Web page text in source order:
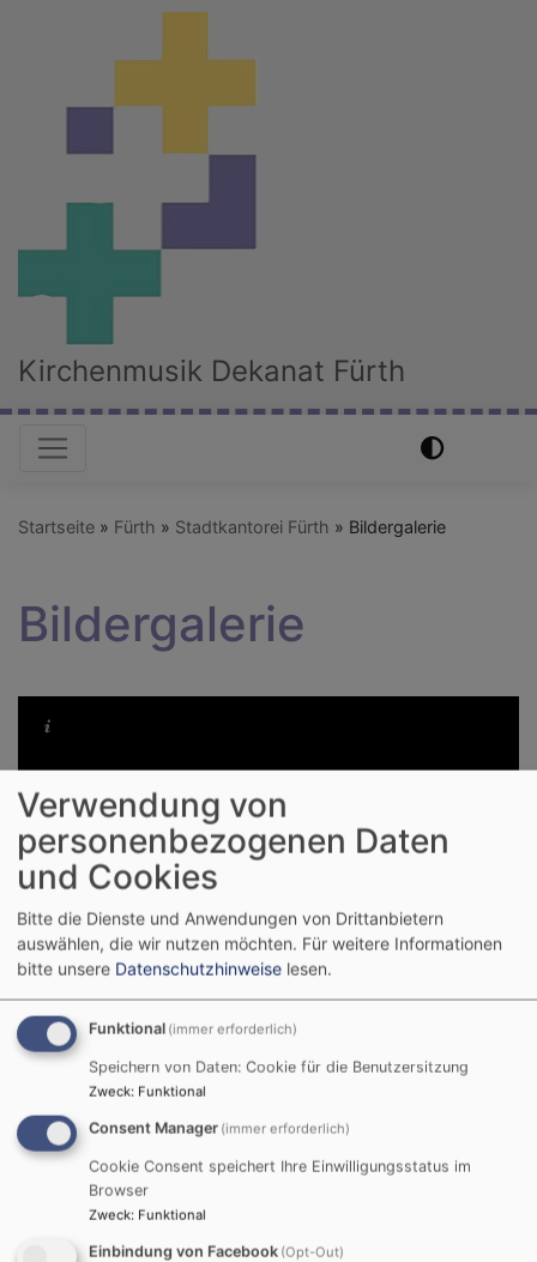
Kirchenmusik Dekanat Fürth
Hauptnavigation
Startseite Fürth Stadtkantorei Fürth Bildergalerie
Bildergalerie
Verwendung von
personenbezogenen Daten
und Cookies
Bitte die Dienste und Anwendungen von Drittanbietern
auswählen, die wir nutzen möchten. Für weitere Informationen
bitte unsere Datenschutzhinweise lesen.
Funktional (immer erforderlich)
Speichern von Daten: Cookie für die Benutzersitzung
Zweck: Funktional
Consent Manager (immer erforderlich)
Cookie Consent speichert Ihre Einwilligungsstatus im
Browser
Zweck: Funktional
Einbindung von Facebook (Opt-Out)